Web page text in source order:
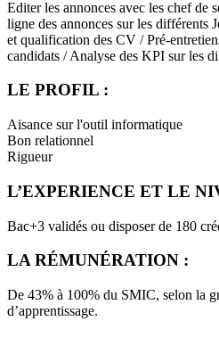
Editer les annonces avec les chef de
ligne des annonces sur les différents
et qualification des CV / Pré-
candidats / Analyse des KPI sur les
LE PROFIL :
Aisance sur l'outil informatique
Bon relationnel
Rigueur
L’EXPERIENCE ET LE
Bac+3 validés ou disposer de 180
LA RÉMUNÉRATION :
De 43% à 100% du SMIC, selon la
d’apprentissage.